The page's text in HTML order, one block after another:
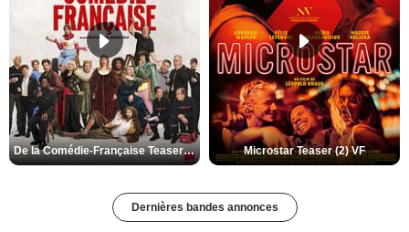
De la Comédie-Française Teaser (3) VF Microstar Teaser (2) VF
Dernières bandes annonces